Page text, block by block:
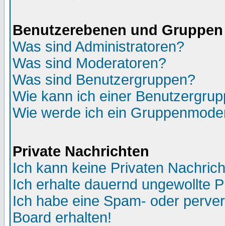
Benutzerebenen und Gruppen
Was sind Administratoren?
Was sind Moderatoren?
Was sind Benutzergruppen?
Wie kann ich einer
Wie werde ich ein
Private Nachrichten
Ich kann keine Privaten
Ich erhalte dauernd ungewollte
Ich habe eine Spam- oder
Board erhalten!